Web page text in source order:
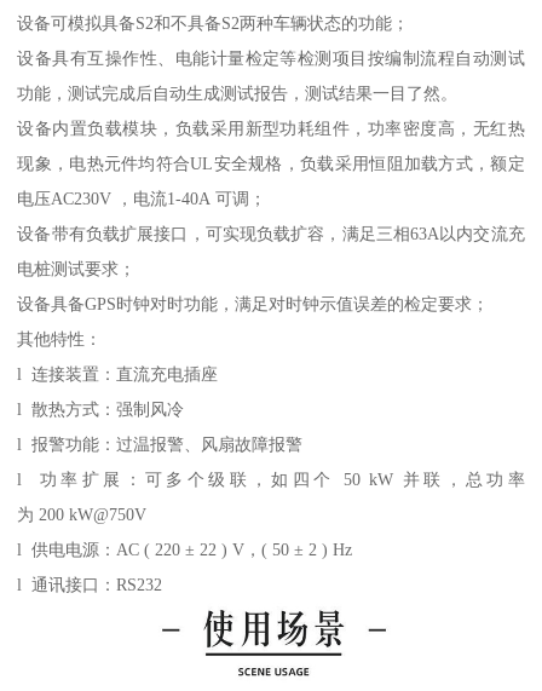
设备可模拟具备S2和不具备S2两种车辆状态的功能；
设备具有互操作性、电能计量检定等检测项目按编制流程自动测试
功能，测试完成后自动生成测试报告，测试结果一目了然。
设备内置负载模块，负载采用新型功耗组件，功率密度高，无红热
现象，电热元件均符合UL安全规格，负载采用恒阻加载方式，额定
电压AC230V ，电流1-40A 可调；
设备带有负载扩展接口，可实现负载扩容，满足三相63A以内交流充
电桩测试要求；
设备具备GPS时钟对时功能，满足对时钟示值误差的检定要求；
其他特性：
l 连接装置：直流充电插座
l 散热方式：强制风冷
l 报警功能：过温报警、风扇故障报警
l 功率扩展：可多个级联，如四个 50 kW 并联，总功率
为 200 kW@750V
l 供电电源：AC ( 220 ± 22 ) V，( 50 ± 2 ) Hz
l 通讯接口：RS232